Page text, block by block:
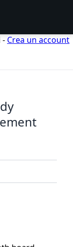
- Crea un account